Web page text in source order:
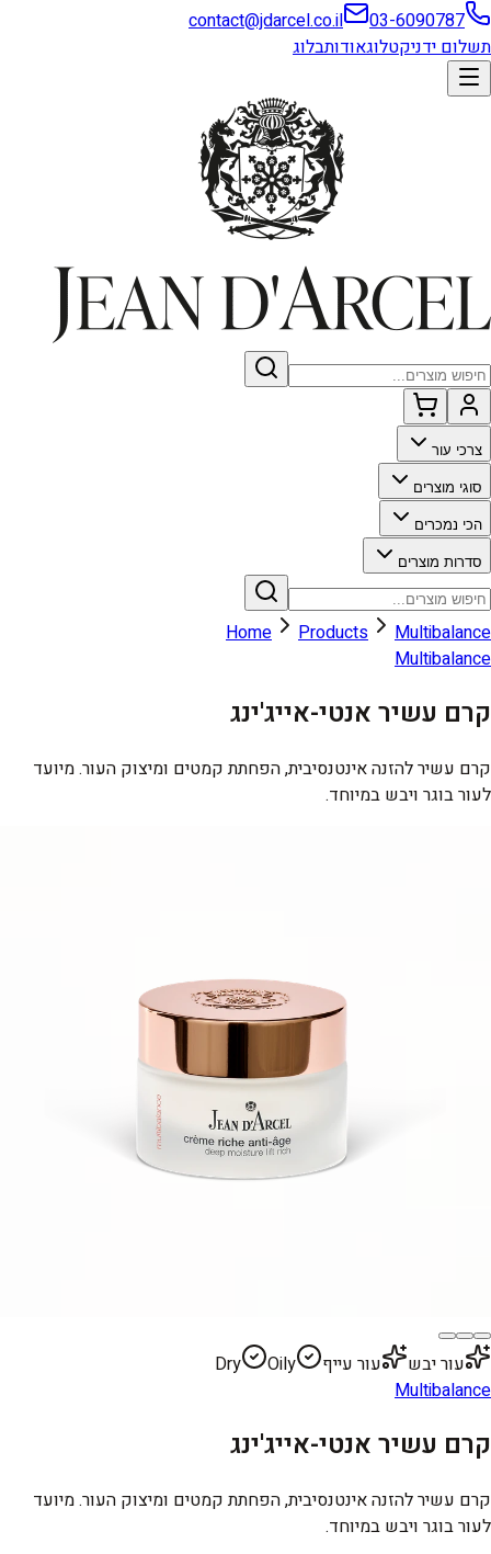
03-6090787
contact@jdarcel.co.il
תשלום ידניקטלוגאודותבלוג
צרכי עור
סוגי מוצרים
הכי נמכרים
סדרות מוצרים
Home Products
Multibalance
Multibalance
קרם עשיר אנטי-אייג'ינג
קרם עשיר להזנה אינטנסיבית, הפחתת קמטים ומיצוק העור. מיועד
לעור בוגר ויבש במיוחד.
עור יבש עור עייף Dry
Oily
Multibalance
קרם עשיר אנטי-אייג'ינג
קרם עשיר להזנה אינטנסיבית, הפחתת קמטים ומיצוק העור. מיועד
לעור בוגר ויבש במיוחד.